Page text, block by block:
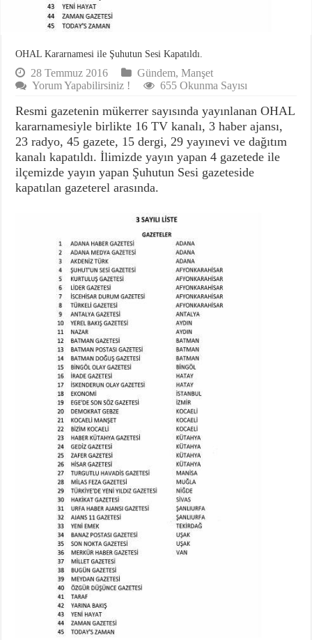
OHAL Kararnamesi ile Şuhutun Sesi Kapatıldı.
28 Temmuz 2016 Gündem,Manşet
Yorum Yapabilirsiniz !
655 Okunma Sayısı
Resmi gazetenin mükerrer sayısında yayınlanan OHAL
kararnamesiyle birlikte 16 TV kanalı, 3 haber ajansı,
23 radyo, 45 gazete, 15 dergi, 29 yayınevi ve dağıtım
kanalı kapatıldı. İlimizde yayın yapan 4 gazetede ile
ilçemizde yayın yapan Şuhutun Sesi gazeteside
kapatılan gazeterel arasında.